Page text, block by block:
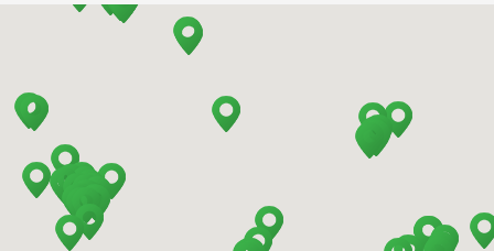
Barcelona - El Prat
Barcelona - Mataro
Barcelona - Terrassa